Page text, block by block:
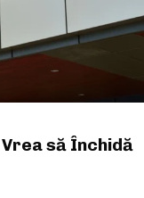
să Închidă